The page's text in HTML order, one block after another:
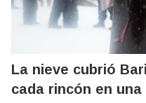
La nieve cubrió
cada rincón en una